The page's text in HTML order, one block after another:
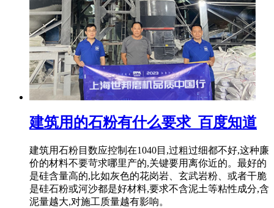
建筑用的石粉有什么要求_百度知道
建筑用石粉目数应控制在1040目,过粗过细都不好,这种廉
价的材料不要苛求哪里产的,关键要用离你近的。最好的
是硅含量高的,比如灰色的花岗岩、玄武岩粉、或者干脆
是硅石粉或河沙都是好材料,要求不含泥土等粘性成分,含
泥量越大,对施工质量越有影响。